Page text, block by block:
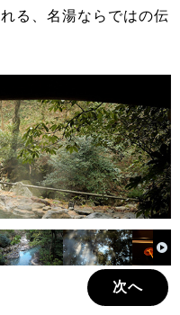
る、名湯ならではの伝
次へ